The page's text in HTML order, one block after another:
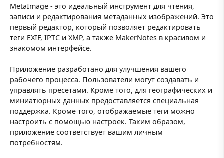
MetaImage - это идеальный инструмент для чтения,
записи и редактирования метаданных изображений. Это
первый редактор, который позволяет редактировать
теги EXIF, IPTC и XMP, а также MakerNotes в красивом и
знакомом интерфейсе.
Приложение разработано для улучшения вашего
рабочего процесса. Пользователи могут создавать и
управлять пресетами. Кроме того, для географических и
миниатюрных данных предоставляется специальная
поддержка. Кроме того, отображаемые теги можно
настроить с помощью настроек. Таким образом,
приложение соответствует вашим личным
потребностям.